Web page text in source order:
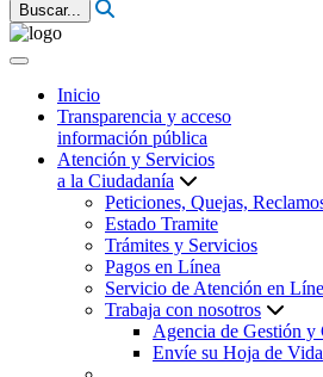
Buscar...
Inicio
Transparencia y acceso
información pública
Atención y Servicios
a la Ciudadanía
Peticiones, Quejas,
Estado Tramite
Trámites y Servicios
Pagos en Línea
Servicio de Atención en
Trabaja con nosotros
Agencia de Gestión y
Envíe su Hoja de Vida